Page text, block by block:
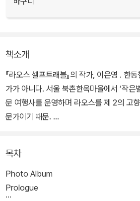
책소개
『라오스 셀프트래블』의 작가, 이은영 . 한
가가 아니다. 서울 북촌한옥마을에서 ‘작은
문 여행사를 운영하며 라오스를 제 2의 고
문가이기 때문.
한동철 작가와 뒤늦게 라오스에 빠져 가이
의 짝꿍, 이은영 작가는 짜릿한 액티비티와
말 놀고먹으면서 맘껏 여유를 즐길 수 있는
목차
Photo Album
Prologue